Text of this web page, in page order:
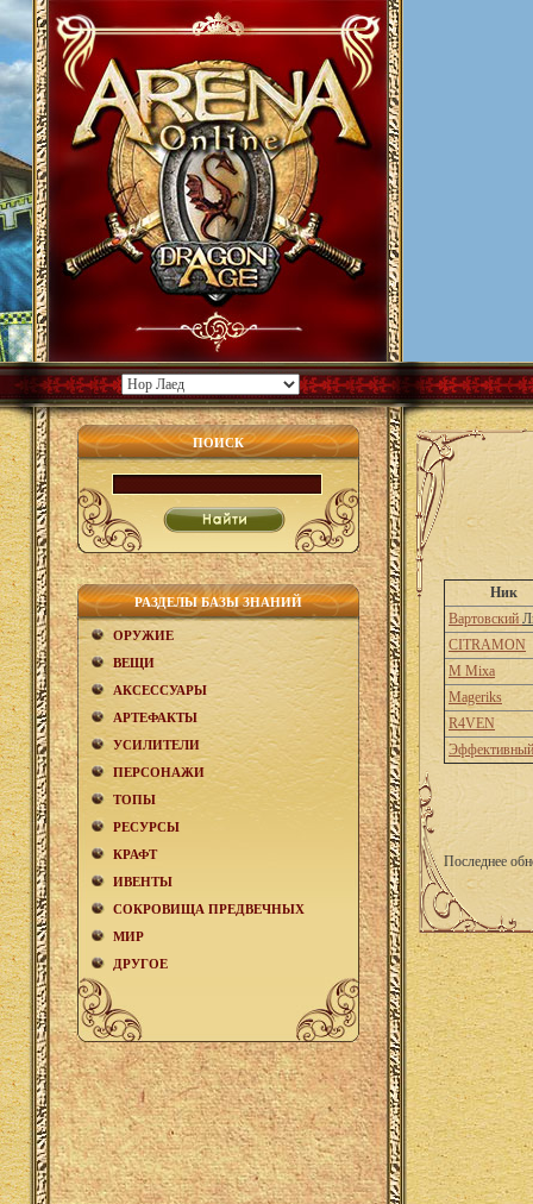
ПОИСК
РАЗДЕЛЫ БАЗЫ ЗНАНИЙ
ОРУЖИЕ
ВЕЩИ
АКCЕСCУАРЫ
АРТЕФАКТЫ
УСИЛИТЕЛИ
ПЕРСОНАЖИ
ТОПЫ
РЕСУРСЫ
КРАФТ
ИВЕНТЫ
СОКРОВИЩА ПРЕДВЕЧНЫХ
МИР
ДРУГОЕ
Ник
Вартовский
CITRAMON
M Mixa
Mageriks
R4VEN
Эффективный
Последнее